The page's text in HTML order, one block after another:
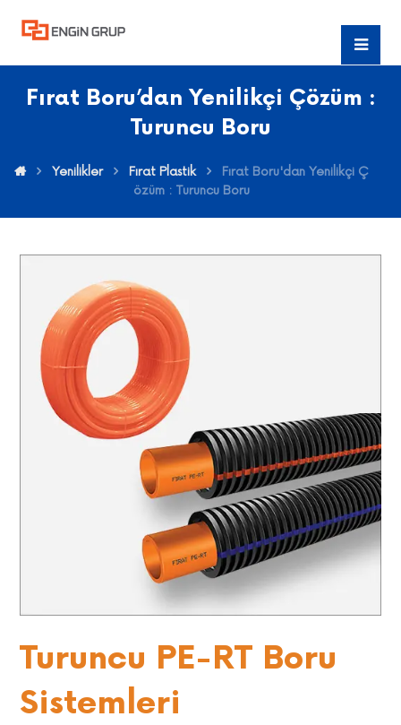
Fırat Boru’dan Yenilikçi Çözüm :
Turuncu Boru
Yenilikler Fırat Plastik
Fırat Boru'dan Yenilikçi Ç
özüm : Turuncu Boru
Turuncu PE-RT Boru
Sistemleri